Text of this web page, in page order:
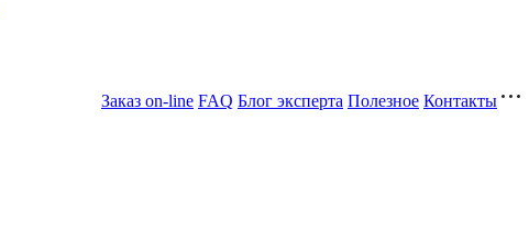
Заказ on-line FAQ Блог эксперта Полезное Контакты